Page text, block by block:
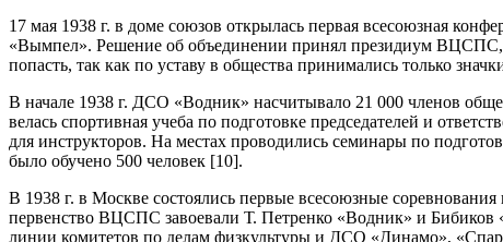
17 мая 1938 г. в доме союзов открылась первая всесоюзная
«Вымпел». Решение об объединении принял президиум ВЦСПС,
попасть, так как по уставу в общества принимались только
В начале 1938 г. ДСО «Водник» насчитывало 21 000 членов
велась спортивная учеба по подготовке председателей и
для инструкторов. На местах проводились семинары по
было обучено 500 человек [10].
В 1938 г. в Москве состоялись первые всесоюзные
первенство ВЦСПС завоевали Т. Петренко «Водник» и
линии комитетов по делам физкультуры и ДСО «Динамо»,